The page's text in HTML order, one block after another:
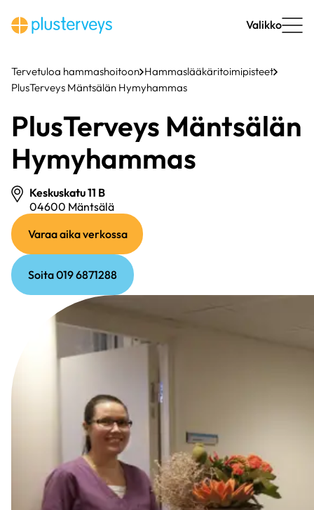
sisältöön
Valikko
Tervetuloa hammashoitoon Hammaslääkäritoimipisteet
PlusTerveys Mäntsälän Hymyhammas
PlusTerveys Mäntsälän
Hymyhammas
Keskuskatu 11 B
04600 Mäntsälä
linkki)
Varaa aika verkossa(ulkoinen
linkki)
Soita 019 6871288